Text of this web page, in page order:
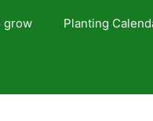
grow Planting